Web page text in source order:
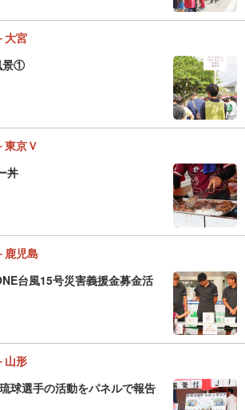
大宮
景①
京Ｖ
丼
鹿児島
台風15号災害義援金募金活
山形
球選手の活動をパネルで報告